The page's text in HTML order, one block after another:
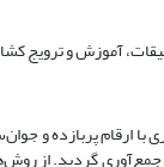
آموزش و ترویج
ارقام پربازده و